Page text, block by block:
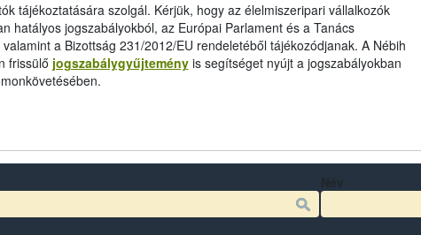
tájékoztatására szolgál. Kérjük, hogy az élelmiszeripari vállalkozók
hatályos jogszabályokból, az Európai Parlament és a Tanács
a Bizottság 231/2012/EU rendeletéből tájékozódjanak. A Nébih
frissülő jogszabálygyűjteményis segítséget nyújt a jogszabályokban